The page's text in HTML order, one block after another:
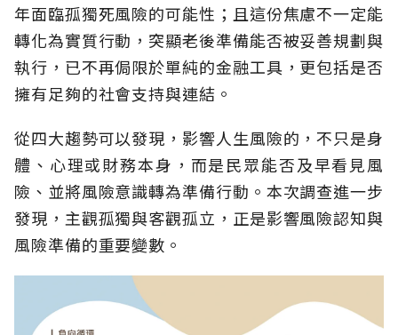
年面臨孤獨死風險的可能性；且這份焦慮不一定能
轉化為實質行動，突顯老後準備能否被妥善規劃與
執行，已不再侷限於單純的金融工具，更包括是否
擁有足夠的社會支持與連結。
從四大趨勢可以發現，影響人生風險的，不只是身
體、心理或財務本身，而是民眾能否及早看見風
險、並將風險意識轉為準備行動。本次調查進一步
發現，主觀孤獨與客觀孤立，正是影響風險認知與
風險準備的重要變數。